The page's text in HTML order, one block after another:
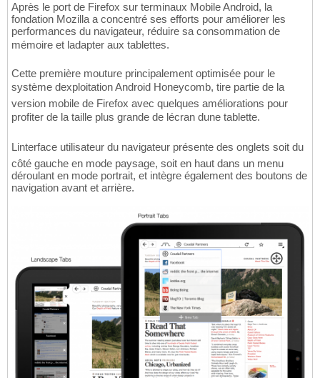
Après le port de Firefox sur terminaux Mobile Android, la
fondation Mozilla a concentré ses efforts pour améliorer les
performances du navigateur, réduire sa consommation de
mémoire et ladapter aux tablettes.
Cette première mouture principalement optimisée pour le
système dexploitation Android Honeycomb, tire partie de la
version mobile de Firefox avec quelques améliorations pour
profiter de la taille plus grande de lécran dune tablette.
Linterface utilisateur du navigateur présente des onglets soit du
côté gauche en mode paysage, soit en haut dans un menu
déroulant en mode portrait, et intègre également des boutons de
navigation avant et arrière.